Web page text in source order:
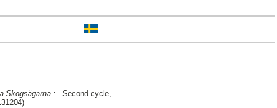
Skogsägarna : . Second cycle,